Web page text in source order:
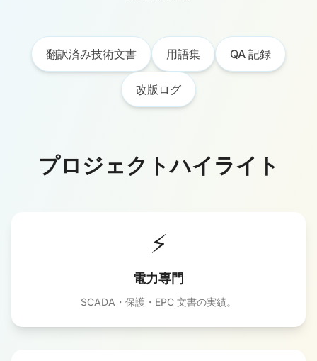
翻訳済み技術文書 用語集 QA 記録
改版ログ
プロジェクトハイライト
⚡
電力専門
SCADA・保護・EPC 文書の実績。